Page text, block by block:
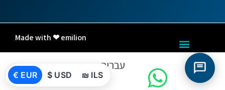
Made with ❤ emilion
עברית
€ EUR $ USD ₪ ILS